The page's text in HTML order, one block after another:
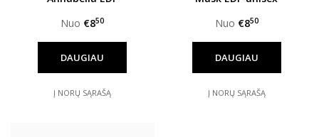
Nuo €850
DAUGIAU
Į NORŲ SĄRAŠĄ
Nuo €850
DAUGIAU
Į NORŲ SĄRAŠĄ